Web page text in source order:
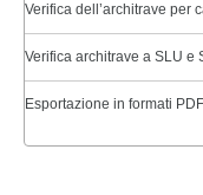
Verifica dell’architrave per
Verifica architrave a SLU e
Esportazione in formati